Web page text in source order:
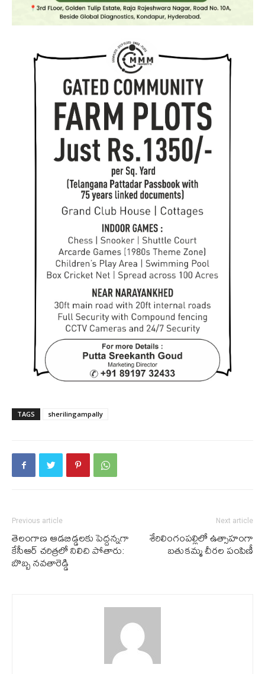
TAGS sherilingampally
Previous article
తెలంగాణ ఆడబిడ్డలకు పెద్దన్నగా
కేసీఆర్ చ‌రిత్ర‌లో నిలిచి పోతారు:
బొబ్బ న‌వ‌తారెడ్డి
Next article
శేరిలింగంప‌ల్లిలో ఉత్సాహంగా
బ‌తుక‌మ్మ చీర‌ల పంపిణీ